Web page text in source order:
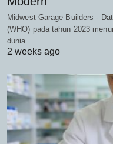
Midwest Garage Builders -
(WHO) pada tahun 2023
dunia…
2 weeks ago